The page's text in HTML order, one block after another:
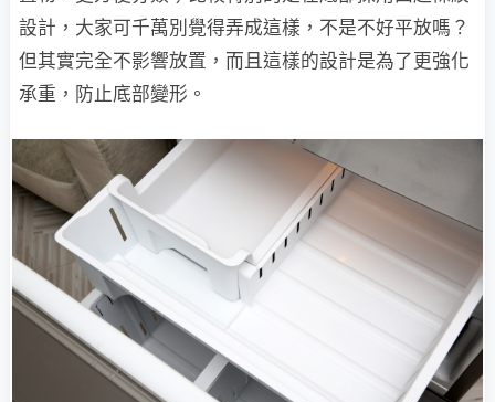
設計，大家可千萬別覺得弄成這樣，不是不好平放嗎？
但其實完全不影響放置，而且這樣的設計是為了更強化
承重，防止底部變形。